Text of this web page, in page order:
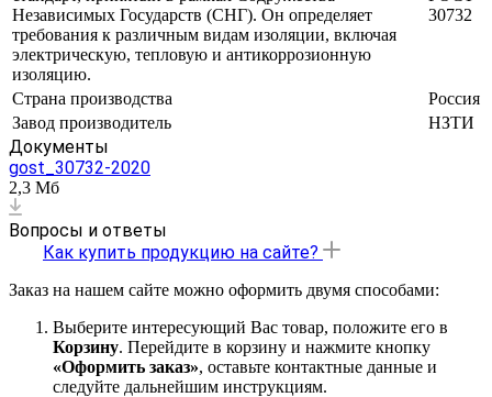
Независимых Государств (СНГ). Он определяет
требования к различным видам изоляции, включая
электрическую, тепловую и антикоррозионную
изоляцию.
30732
Страна производства
Россия
Завод производитель
НЗТИ
Документы
gost_30732-2020
2,3 Мб
Вопросы и ответы
Как купить продукцию на сайте?
Заказ на нашем сайте можно оформить двумя способами:
Выберите интересующий Вас товар, положите его в
Корзину. Перейдите в корзину и нажмите кнопку
«Оформить заказ», оставьте контактные данные и
следуйте дальнейшим инструкциям.